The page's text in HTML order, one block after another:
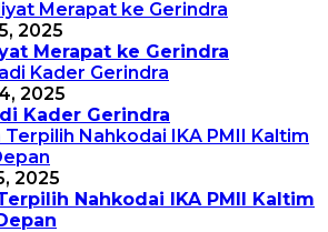
2025
Merapat ke Gerindra
2025
Kader Gerindra
2025
Nahkodai IKA PMII Kaltim